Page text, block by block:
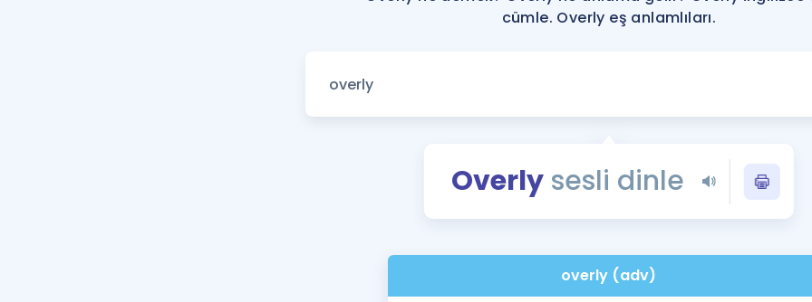
YDS ve YÖKDİL'e
Tüm ÖSYM
YDS - YÖKDİL
İngilizce Gramer
cümle. Overly eş anlamlıları.
Overlysesli dinle
overly (adv)